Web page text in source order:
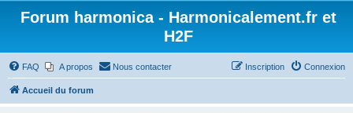
Forum harmonica - Harmonicalement.fr et
H2F
FAQ A propos Nous contacter Connexion
Inscription
Accueil du forum